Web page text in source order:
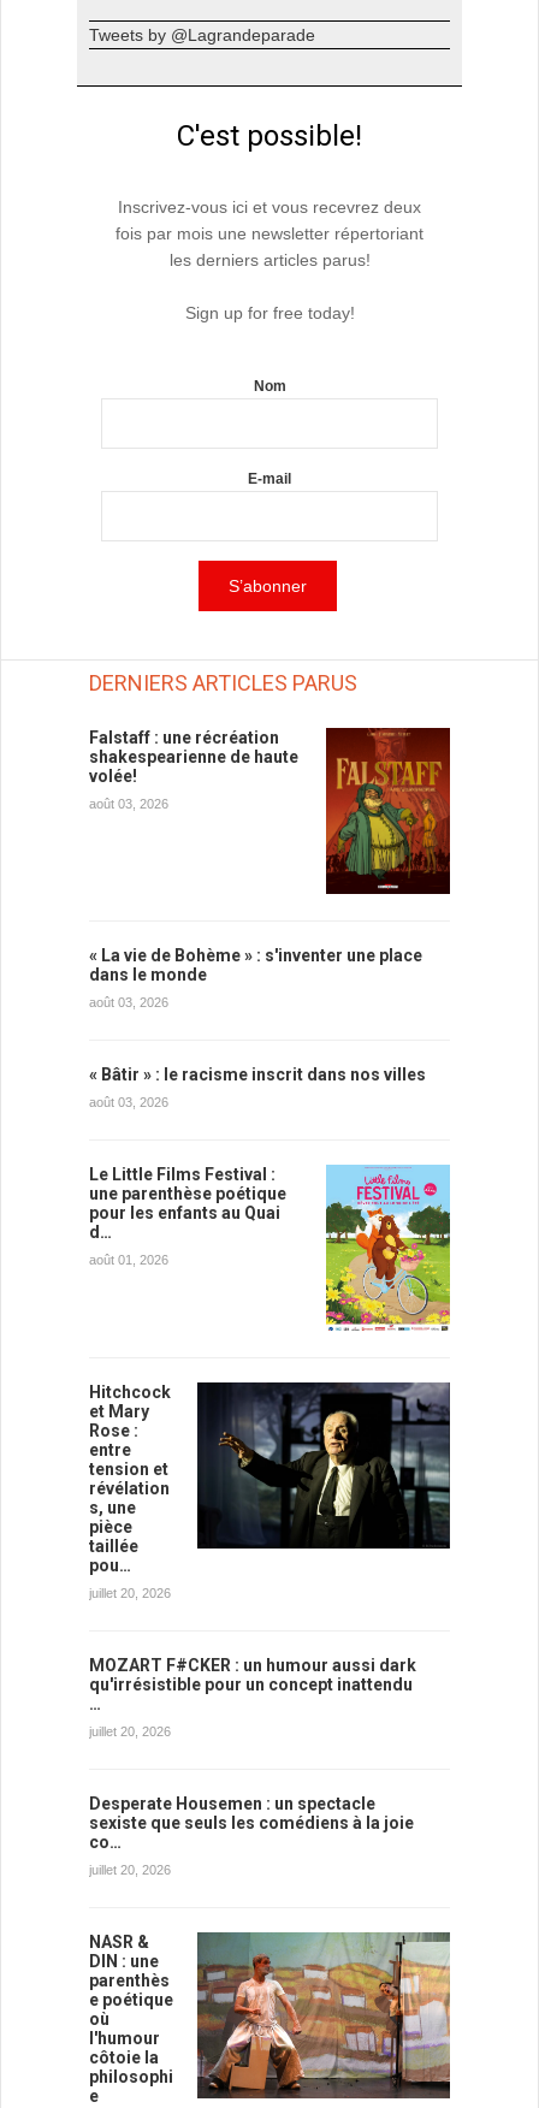
Tweets by @Lagrandeparade
C'est possible!
Inscrivez-vous ici et vous recevrez deux
fois par mois une newsletter répertoriant
les derniers articles parus!
Sign up for free today!
Nom
E-mail
DERNIERS ARTICLES PARUS
Falstaff : une récréation
shakespearienne de haute
volée!
août 03, 2026
« La vie de Bohème » : s'inventer une place
dans le monde
août 03, 2026
« Bâtir » : le racisme inscrit dans nos villes
août 03, 2026
Le Little Films Festival :
une parenthèse poétique
pour les enfants au Quai
d…
août 01, 2026
Hitchcock
et Mary
Rose :
entre
tension et
révélation
s, une
pièce
taillée
pou…
juillet 20, 2026
MOZART F#CKER : un humour aussi dark
qu'irrésistible pour un concept inattendu
…
juillet 20, 2026
Desperate Housemen : un spectacle
sexiste que seuls les comédiens à la joie
co…
juillet 20, 2026
NASR &
DIN : une
parenthès
e poétique
où
l'humour
côtoie la
philosophi
e